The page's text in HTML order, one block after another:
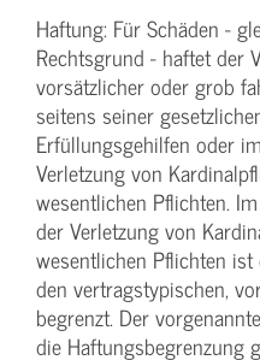
Haftung: Für Schäden -
Rechtsgrund - haftet der
vorsätzlicher oder grob
seitens seiner
Erfüllungsgehilfen oder
Verletzung von
wesentlichen Pflichten.
der Verletzung von
wesentlichen Pflichten
den vertragstypischen,
begrenzt. Der
die Haftungs­begrenzung